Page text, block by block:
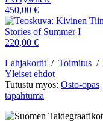
450,00 €
Stories of Summer I
220,00 €
Lahjakortit / Toimitus /
Yleiset ehdot
Tutustu myös: Osto-opas
tapahtuma